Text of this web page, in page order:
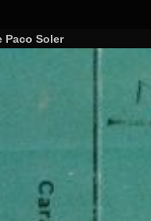
Paco Soler